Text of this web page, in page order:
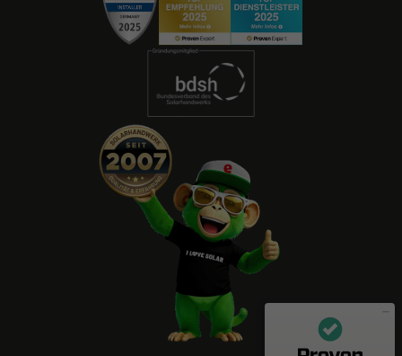
Mitarbeiterbewertungen zu
enerix - Arbeiten in der Photovoltaikbranche
(11 Profile)
100%
Empfehlungen auf
ProvenEmployer.com
SEHR GUT
4,55 / 5,00